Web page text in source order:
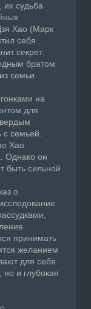
их судьба
Хао (Марк
себя
секрет:
братом
семьи
на
для
с семьей.
Хао
Однако он
быть сильной
о
принимать
желанием
для себя
но и глубокая